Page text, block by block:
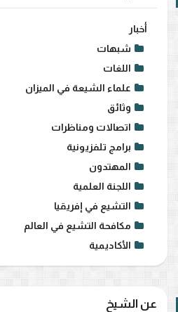
أخبار
شبهات
اللغات
علماء الشيعة في الميزان
وثائق
اتصالات ومناظرات
برامج تلفزيونية
المهتدون
اللجنة العلمية
التشيع في إفريقيا
مكافحة التشيع في العالم
الأكاديمية
عن الشيخ